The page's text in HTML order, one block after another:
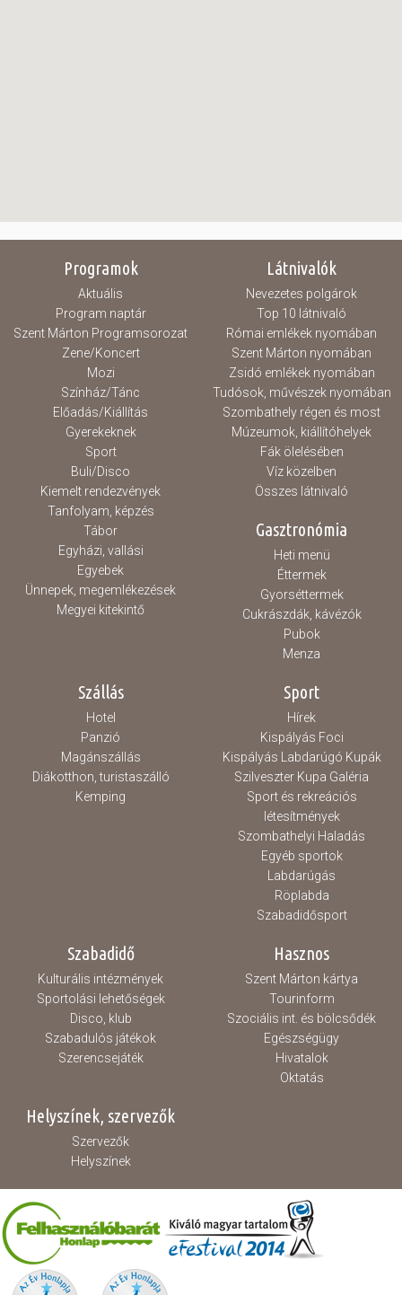
Programok
Aktuális
Program naptár
Szent Márton Programsorozat
Zene/Koncert
Mozi
Színház/Tánc
Előadás/Kiállítás
Gyerekeknek
Sport
Buli/Disco
Kiemelt rendezvények
Tanfolyam, képzés
Tábor
Egyházi, vallási
Egyebek
Ünnepek, megemlékezések
Megyei kitekintő
Látnivalók
Nevezetes polgárok
Top 10 látnivaló
Római emlékek nyomában
Szent Márton nyomában
Zsidó emlékek nyomában
Tudósok, művészek nyomában
Szombathely régen és most
Múzeumok, kiállítóhelyek
Fák ölelésében
Víz közelben
Összes látnivaló
Gasztronómia
Heti menü
Éttermek
Gyorséttermek
Cukrászdák, kávézók
Pubok
Menza
Szállás
Hotel
Panzió
Magánszállás
Diákotthon, turistaszálló
Kemping
Sport
Hírek
Kispályás Foci
Kispályás Labdarúgó Kupák
Szilveszter Kupa Galéria
Sport és rekreációs
létesítmények
Szombathelyi Haladás
Egyéb sportok
Labdarúgás
Röplabda
Szabadidősport
Szabadidő
Kulturális intézmények
Sportolási lehetőségek
Disco, klub
Szabadulós játékok
Szerencsejáték
Hasznos
Szent Márton kártya
Tourinform
Szociális int. és bölcsődék
Egészségügy
Hivatalok
Oktatás
Helyszínek, szervezők
Szervezők
Helyszínek